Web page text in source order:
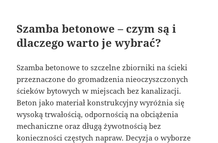
Szamba betonowe – czym są i
dlaczego warto je wybrać?
Szamba betonowe to szczelne zbiorniki na ścieki
przeznaczone do gromadzenia nieoczyszczonych
ścieków bytowych w miejscach bez kanalizacji.
Beton jako materiał konstrukcyjny wyróżnia się
wysoką trwałością, odpornością na obciążenia
mechaniczne oraz długą żywotnością bez
konieczności częstych napraw. Decyzja o wyborze